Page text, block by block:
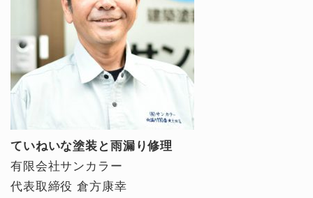
ていねいな塗装と雨漏り修理
有限会社サンカラー
代表取締役 倉方康幸